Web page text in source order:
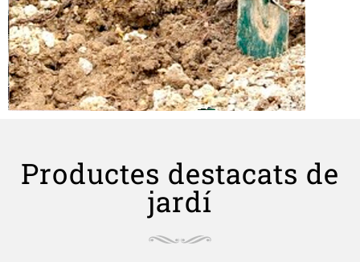
Productes destacats de
jardí